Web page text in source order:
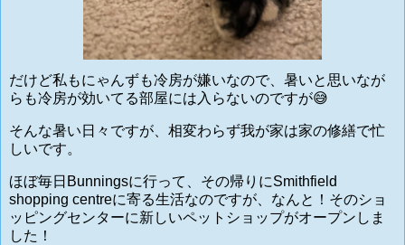
だけど私もにゃんずも冷房が嫌いなので、暑いと思いなが
らも冷房が効いてる部屋には入らないのですが😅
そんな暑い日々ですが、相変わらず我が家は家の修繕で忙
しいです。
ほぼ毎日 Bunningsに行って、その帰りにSmithfield
shopping centreに寄る生活なのですが、なんと！そのショ
ッピングセンターに新しいペットショップがオープンしま
した！